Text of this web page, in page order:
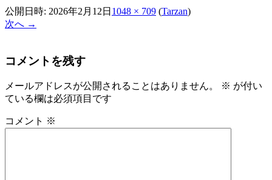
公開日時: 2026年2月12日 1048 × 709 (Tarzan)
次へ →
コメントを残す
メールアドレスが公開されることはありません。 ※ が付い
ている欄は必須項目です
コメント ※